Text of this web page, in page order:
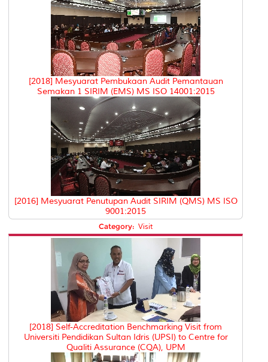
[2018] Mesyuarat Pembukaan Audit Pemantauan
Semakan 1 SIRIM (EMS) MS ISO 14001:2015
[2016] Mesyuarat Penutupan Audit SIRIM (QMS) MS ISO
9001:2015
Category: Visit
[2018] Self-Accreditation Benchmarking Visit from
Universiti Pendidikan Sultan Idris (UPSI) to Centre for
Qualiti Assurance (CQA), UPM